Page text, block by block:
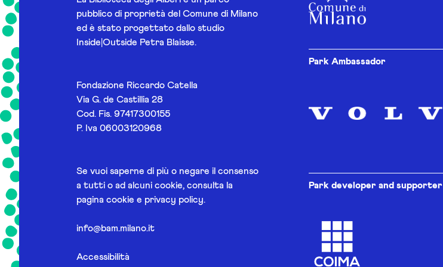
pubblico di proprietà del Comune di Milano
ed è stato progettato dallo studio
Inside|Outside Petra Blaisse.
Fondazione Riccardo Catella
Via G. de Castillia 28
Cod. Fis. 97417300155
P. Iva 06003120968
Se vuoi saperne di più o negare il consenso
a tutti o ad alcuni cookie, consulta la
pagina cookie e privacy policy.
info@bam.milano.it
Accessibilità
Park Ambassador
Park developer and supporter